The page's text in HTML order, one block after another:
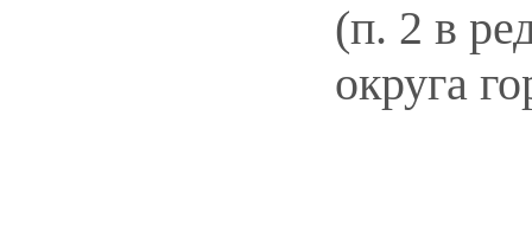
(п. 2 в
округа